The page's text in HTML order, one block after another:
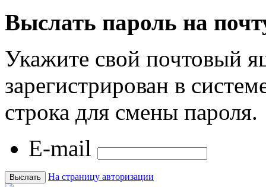
Выслать пароль на
Укажите свой почтовый
зарегистрирован в
строка для смены пароля.
E-mail
На страницу авторизации